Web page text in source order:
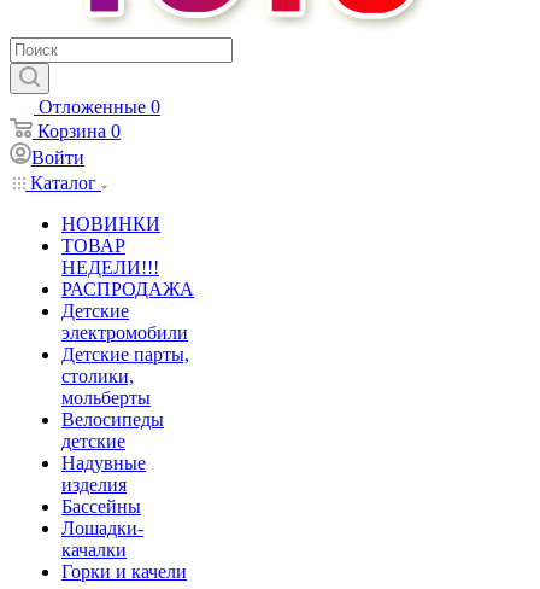
Отложенные 0
Корзина 0
Войти
Каталог
НОВИНКИ
ТОВАР
НЕДЕЛИ!!!
РАСПРОДАЖА
Детские
электромобили
Детские парты,
столики,
мольберты
Велосипеды
детские
Надувные
изделия
Бассейны
Лошадки-
качалки
Горки и качели